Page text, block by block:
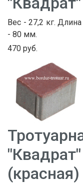
Вес - 27,2 кг.
- 80 мм.
470 руб.
(красная)